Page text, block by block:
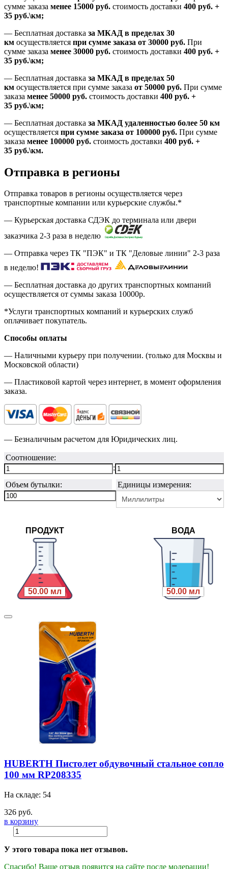
сумме заказа менее 15000 руб. стоимость доставки 400 руб. +
35 руб.\км;
— Бесплатная доставка за МКАД в пределах 30
км осуществляется при сумме заказа от 30000 руб. При
сумме заказа менее 30000 руб. стоимость доставки 400 руб. +
35 руб.\км;
— Бесплатная доставка за МКАД в пределах 50
км осуществляется при сумме заказа от 50000 руб. При сумме
заказа менее 50000 руб. стоимость доставки 400 руб. +
35 руб.\км;
— Бесплатная доставка за МКАД удаленностью более 50 км
осуществляется при сумме заказа от 100000 руб. При сумме
заказа менее 100000 руб. стоимость доставки 400 руб. +
35 руб.\км.
Отправка в регионы
Отправка товаров в регионы осуществляется через
транспортные компании или курьерские службы.*
— Курьерская доставка СДЭК до терминала или двери
заказчика 2-3 раза в неделю
— Отправка через ТК "ПЭК" и ТК "Деловые линии" 2-3 раза
в неделю!
— Бесплатная доставка до других транспортных компаний
осуществляется от суммы заказа 10000р.
*Услуги транспортных компаний и курьерских служб
оплачивает покупатель.
Способы оплаты
— Наличными курьеру при получении. (только для Москвы и
Московской области)
— Пластиковой картой через интернет, в момент оформления
заказа.
— Безналичным расчетом для Юридических лиц.
Соотношение:
:
Объем бутылки:
Единицы измерения:
ПРОДУКТ
50.00 мл
ВОДА
50.00 мл
HUBERTH Пистолет обдувочный стальное сопло
100 мм RP208335
На складе: 54
326 руб.
в корзину
У этого товара пока нет отзывов.
Спасибо! Ваше отзыв появится на сайте после модерации!